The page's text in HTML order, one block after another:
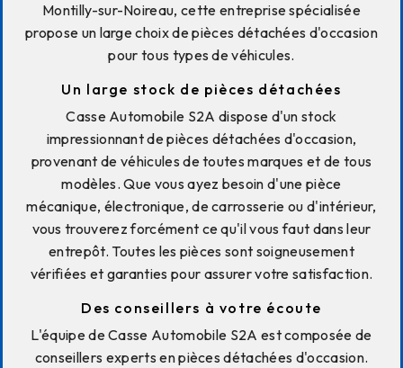
Montilly-sur-Noireau, cette entreprise spécialisée
propose un large choix de pièces détachées d'occasion
pour tous types de véhicules.
Un large stock de pièces détachées
Casse Automobile S2A dispose d'un stock
impressionnant de pièces détachées d'occasion,
provenant de véhicules de toutes marques et de tous
modèles. Que vous ayez besoin d'une pièce
mécanique, électronique, de carrosserie ou d'intérieur,
vous trouverez forcément ce qu'il vous faut dans leur
entrepôt. Toutes les pièces sont soigneusement
vérifiées et garanties pour assurer votre satisfaction.
Des conseillers à votre écoute
L'équipe de Casse Automobile S2A est composée de
conseillers experts en pièces détachées d'occasion.